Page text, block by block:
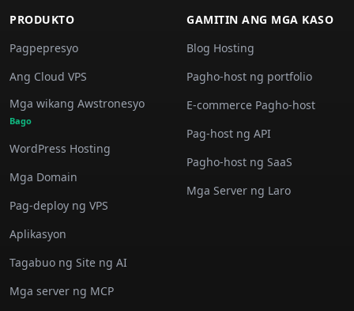
PRODUKTO
Pagpepresyo
Ang Cloud VPS
Mga wikang Awstronesyo
Bago
WordPress Hosting
Mga Domain
Pag-deploy ng VPS
Aplikasyon
Tagabuo ng Site ng AI
Mga server ng MCP
GAMITIN ANG MGA KASO
Blog Hosting
Pagho-host ng portfolio
E-commerce Pagho-host
Pag-host ng API
Pagho-host ng SaaS
Mga Server ng Laro